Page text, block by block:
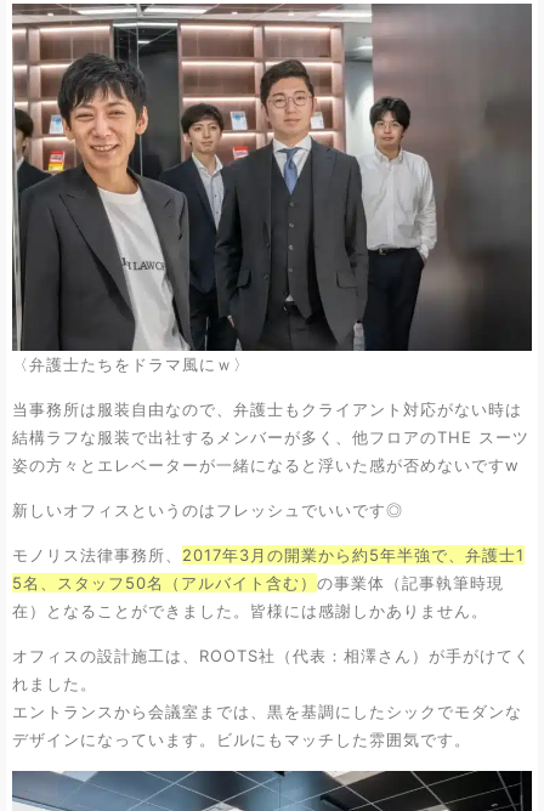
〈弁護士たちをドラマ風にｗ〉
当事務所は服装自由なので、弁護士もクライアント対応がない時は
結構ラフな服装で出社するメンバーが多く、他フロアのTHE スーツ
姿の方々とエレベーターが一緒になると浮いた感が否めないですw
新しいオフィスというのはフレッシュでいいです◎
モノリス法律事務所、 2017年3月の開業から約5年半強で、弁護士1
5名、スタッフ50名（アルバイト含む） の事業体（記事執筆時現
在）となることができました。皆様には感謝しかありません。
オフィスの設計施工は、 ROOTS社
（代表：相澤さん）が手がけてく
れました。
エントランスから会議室までは、黒を基調にしたシックでモダンな
デザインになっています。ビルにもマッチした雰囲気です。